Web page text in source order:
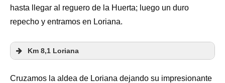
hasta llegar al reguero de la Huerta; luego un duro
repecho y entramos en Loriana.
Km 8,1 Loriana
Cruzamos la aldea de Loriana dejando su impresionante